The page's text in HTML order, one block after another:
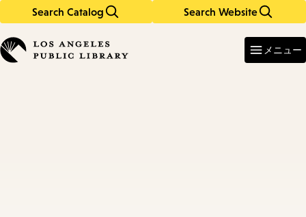
Search Catalog Search Website
in
keywords
メニュー